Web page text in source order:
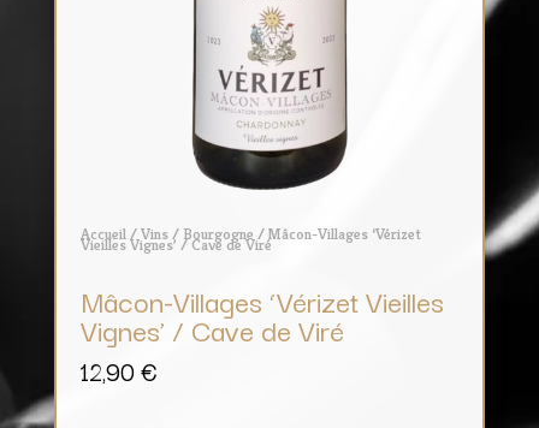
Accueil/Vins/ Bourgogne / Mâcon-Villages ‘Vérizet
Vieilles Vignes’ / Cave de Viré
Mâcon-Villages ‘Vérizet Vieilles
Vignes’ / Cave de Viré
12,90€